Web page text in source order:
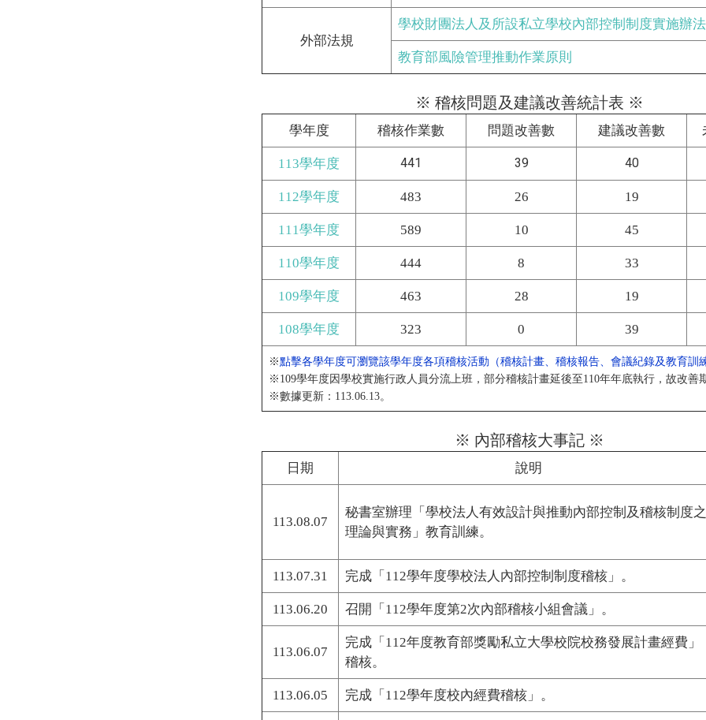
外部法規
學校財團法人及所設私立學校內部控制制度實施辦法
教育部風險管理推動作業原則
※ 稽核問題及建議改善統計表 ※
學年度 稽核作業數 問題改善數 建議改善數
113學年度 441 39 40
112學年度 483 26 19
111學年度 589 10 45
110學年度 444 8 33
109學年度 463 28 19
108學年度 323 0 39
※點擊各學年度可瀏覽該學年度各項稽核活動（稽核計畫、稽核報告、會議紀錄及教育訓
※109學年度因學校實施行政人員分流上班，部分稽核計畫延後至110年年底執行，故改善
※數據更新：113.06.13。
※ 內部稽核大事記 ※
日期 說明
113.08.07
秘書室辦理「學校法人有效設計與推動內部控制及稽核制度之
理論與實務」教育訓練。
113.07.31 完成「112學年度學校法人內部控制制度稽核」。
113.06.20 召開「112學年度第2次內部稽核小組會議」。
113.06.07
完成「112年度教育部獎勵私立大學校院校務發展計畫經費」
稽核。
113.06.05 完成「112學年度校內經費稽核」。